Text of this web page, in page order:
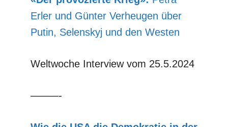
Erler und Günter Verheugen über
Putin, Selenskyj und den Westen
Weltwoche Interview vom 25.5.2024
–––––-